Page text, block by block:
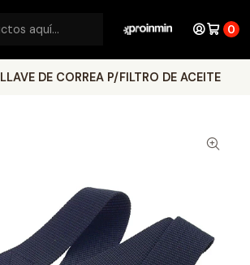
0
LLAVE DE CORREA P/FILTRO DE ACEITE